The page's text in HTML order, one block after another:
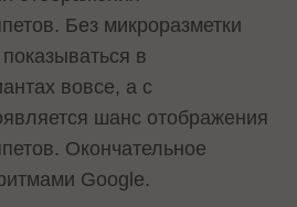
Без микроразметки
в
вовсе, а с
шанс отображения
Окончательное
Google.